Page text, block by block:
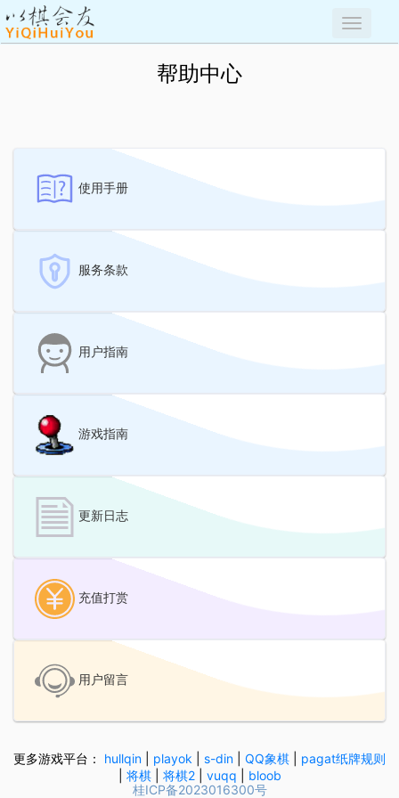
Toggle
帮助中心
使用手册
服务条款
用户指南
游戏指南
更新日志
充值打赏
用户留言
更多游戏平台： hullqin playok s-din QQ象棋
pagat纸牌规则
将棋| 将棋2| vuqq
bloob
桂ICP备2023016300号